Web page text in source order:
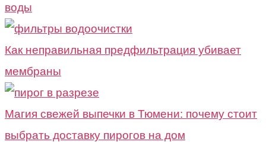
воды
Как неправильная предфильтрация убивает
мембраны
Магия свежей выпечки в Тюмени: почему стоит
выбрать доставку пирогов на дом